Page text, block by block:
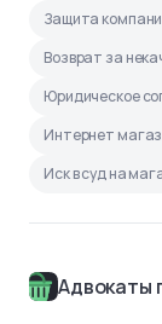
Защита
Возврат за
Юридическое
Интернет
Иск в суд на
Адвокаты